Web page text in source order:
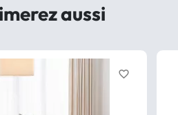
aussi
favorite_border